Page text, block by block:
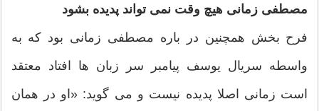
مصطفی زمانی هیچ وقت نمی تواند پدیده بشود
فرح بخش همچنین در باره مصطفی زمانی بود که به
واسطه سریال یوسف پیامبر سر زبان ها افتاد معتقد
است زمانی اصلا پدیده نیست و می گوید: «او در همان